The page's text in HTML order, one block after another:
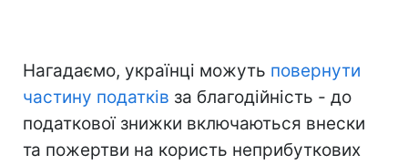
Нагадаємо, українці можуть повернути
частину податків за благодійність - до
податкової знижки включаються внески
та пожертви на користь неприбуткових